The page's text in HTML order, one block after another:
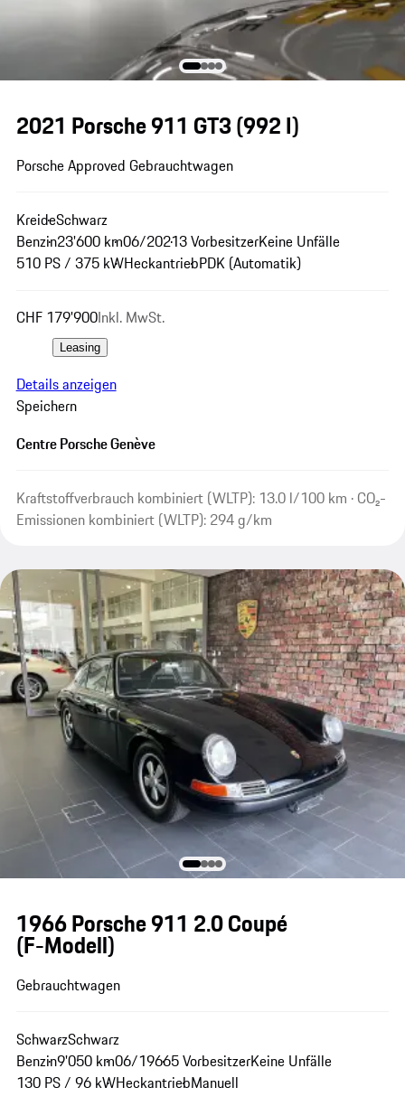
2021 Porsche 911 GT3(992 I)
Porsche Approved Gebrauchtwagen
KreideSchwarz
Benzin23'600 km06/20213 VorbesitzerKeine Unfälle
510 PS / 375 kWHeckantriebPDK (Automatik)
CHF 179'900Inkl. MwSt.
Leasing
Details anzeigen
Speichern
Centre Porsche Genève
Kraftstoffverbrauch kombiniert (WLTP): 13.0 l/100 km · CO₂-
Emissionen kombiniert (WLTP): 294 g/km
1966 Porsche 911 2.0 Coupé
(F-Modell)
Gebrauchtwagen
SchwarzSchwarz
Benzin9'050 km06/19665 VorbesitzerKeine Unfälle
130 PS / 96 kWHeckantriebManuell